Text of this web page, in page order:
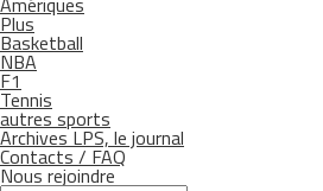
Plus
Basketball
NBA
F1
Tennis
autres sports
Archives LPS, le journal
Contacts / FAQ
Nous rejoindre